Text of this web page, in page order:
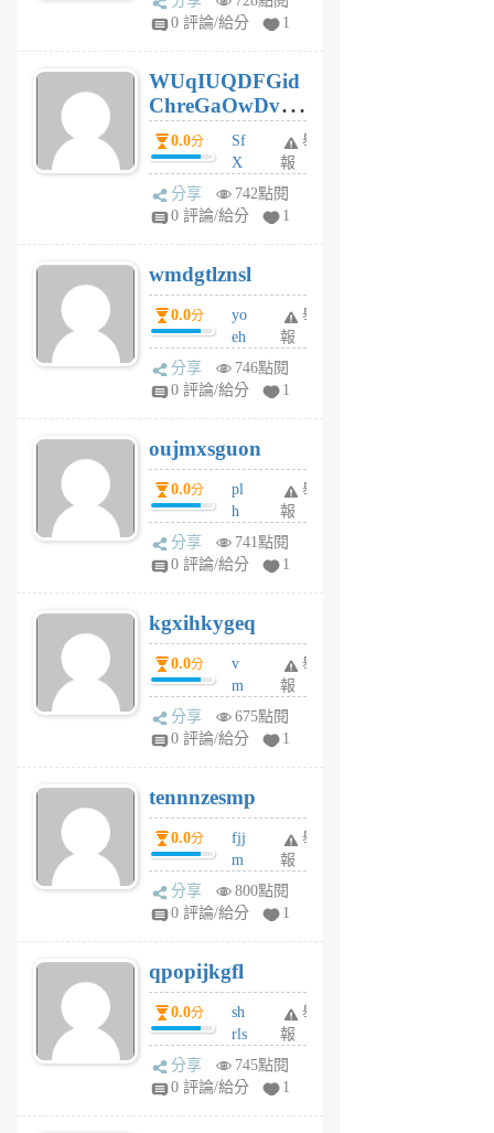
gl
個
月
前
0 評論/給分
1
WUqIUQDFGid
ChreGaOwDv
dY0.0分
Sf
X
Pe
Jc
R
P
m
v
A
V
個
月
前
舉
報
分享
742點閱
0 評論/給分
1
wmdgtlznsl
0.0分
yo
eh
ld
gy
個
月
前
舉
報
分享
746點閱
0 評論/給分
1
oujmxsguon
0.0分
pl
h
wi
w
6
個
月
前
舉
報
分享
741點閱
0 評論/給分
1
kgxihkygeq
0.0分
v
m
sg
sr
6
個
月
前
舉
報
分享
675點閱
0 評論/給分
1
tennnzesmp
0.0分
fjj
m
w
rs
6
個
月
前
舉
報
分享
800點閱
0 評論/給分
1
qpopijkgfl
0.0分
sh
rls
k
m
舉
報
分享
745點閱
0 評論/給分
1